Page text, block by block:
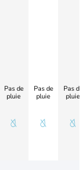
Pas de
pluie
Pas de
pluie
Pas de
pluie